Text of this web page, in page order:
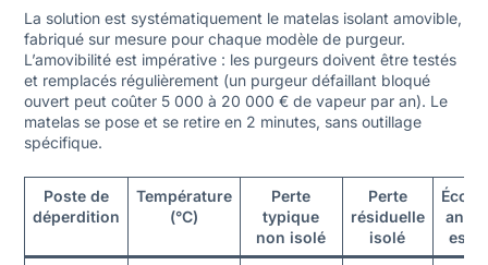
La solution est systématiquement le matelas isolant amovible,
fabriqué sur mesure pour chaque modèle de purgeur.
L’amovibilité est impérative : les purgeurs doivent être testés
et remplacés régulièrement (un purgeur défaillant bloqué
ouvert peut coûter 5 000 à 20 000 € de vapeur par an). Le
matelas se pose et se retire en 2 minutes, sans outillage
spécifique.
Poste de
déperdition
Température
(°C)
Perte
typique
non isolé
Perte
résiduelle
isolé